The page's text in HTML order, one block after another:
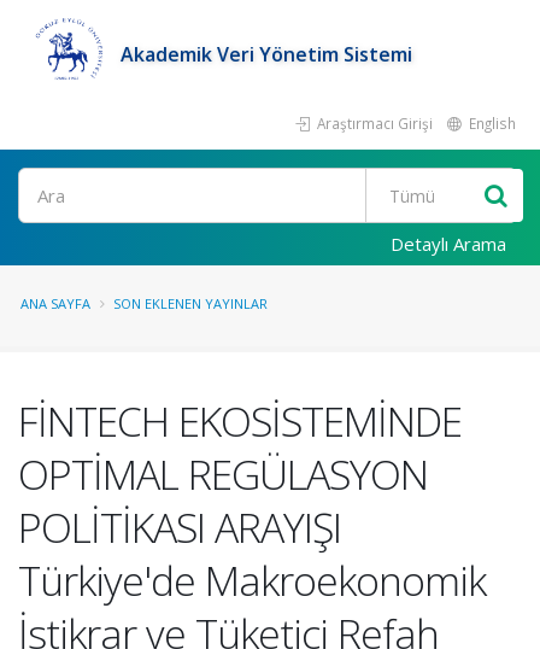
Akademik Veri Yönetim Sistemi
Araştırmacı Girişi English
Ara
Detaylı Arama
ANA SAYFA SON EKLENEN YAYINLAR
FİNTECH EKOSİSTEMİNDE
OPTİMAL REGÜLASYON
POLİTİKASI ARAYIŞI
Türkiye'de Makroekonomik
İstikrar ve Tüketici Refah